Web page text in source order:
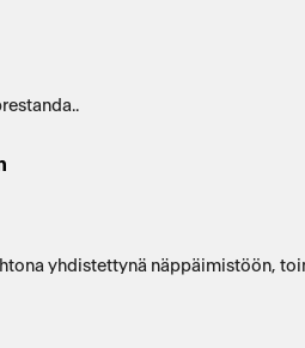
yhdistettynä näppäimistöön,